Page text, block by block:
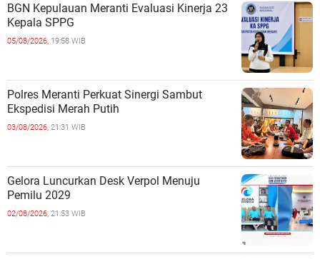
BGN Kepulauan Meranti Evaluasi Kinerja 23
Kepala SPPG
05/08/2026, 19:58 WIB
Polres Meranti Perkuat Sinergi Sambut
Ekspedisi Merah Putih
03/08/2026, 21:31 WIB
Gelora Luncurkan Desk Verpol Menuju
Pemilu 2029
02/08/2026, 21:53 WIB